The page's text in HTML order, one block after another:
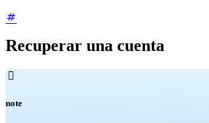
Recuperar una cuenta

note